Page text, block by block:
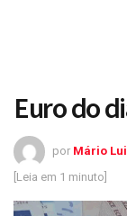
Euro do
por Mário
[Leia em 1 minuto]